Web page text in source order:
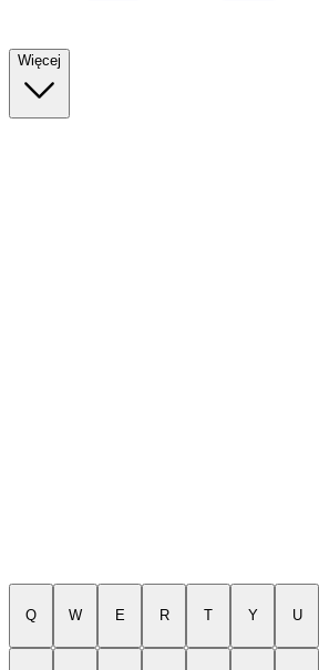
Więcej
Q W E R T Y U